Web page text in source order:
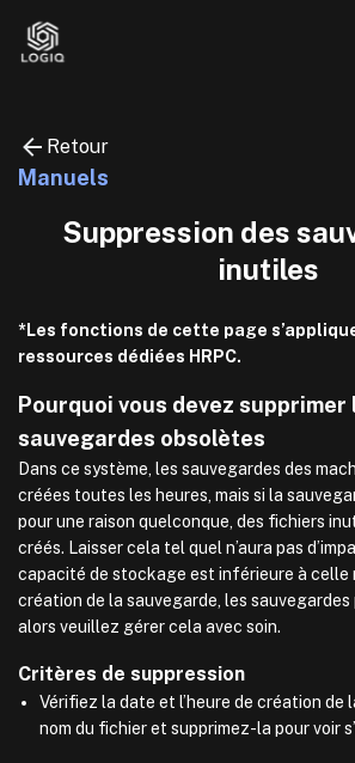
Retour
Manuels
Suppression des
inutiles
*Les fonctions de cette page
ressources dédiées HRPC.
Pourquoi vous devez supprimer
sauvegardes obsolètes
Dans ce système, les sauvegardes des
créées toutes les heures, mais si la
pour une raison quelconque, des fichiers
créés. Laisser cela tel quel n’aura pas
capacité de stockage est inférieure à celle
création de la sauvegarde, les sauvegardes
alors veuillez gérer cela avec soin.
Critères de suppression
Vérifiez la date et l’heure de création de
nom du fichier et supprimez-la pour voir